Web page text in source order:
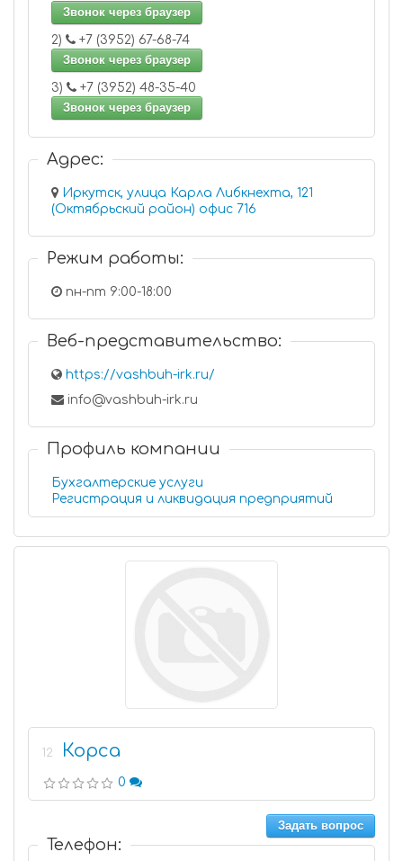
Звонок через браузер
2)
+7 (3952) 67-68-74
Звонок через браузер
3)
+7 (3952) 48-35-40
Звонок через браузер
Адрес:
Иркутск, улица Карла Либкнехта, 121
(Октябрьский район) офис 716
Режим работы:
пн-пт 9:00-18:00
Веб-представительство:
https://vashbuh-irk.ru/
info@vashbuh-irk.ru
Профиль компании
Бухгалтерские услуги
Регистрация и ликвидация предприятий
12 Корса
0
Задать вопрос
Телефон: